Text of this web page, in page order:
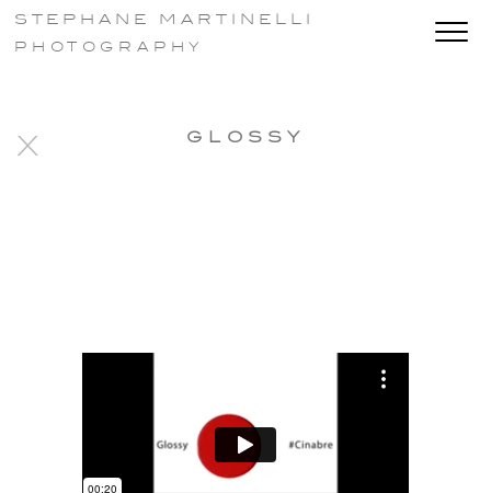
STEPHANE MARTINELLI
PHOTOGRAPHY
X GLOSSY